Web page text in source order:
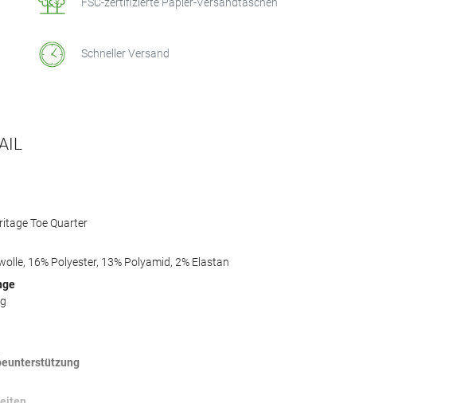
FSC-zertifizierte Papier-Versandtaschen
Schneller Versand
Toe Quarter
16% Polyester, 13% Polyamid, 2% Elastan